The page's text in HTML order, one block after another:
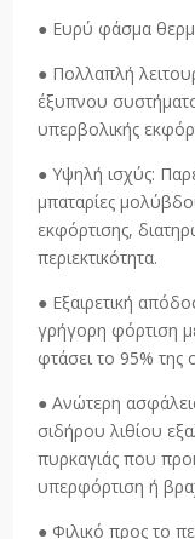
● Ευρύ φάσμα
● Πολλαπλή
έξυπνου
υπερβολικής
● Υψηλή ισχύς:
μπαταρίες
εκφόρτισης,
περιεκτικότητα.
● Εξαιρετική
γρήγορη φόρτιση
φτάσει το 95% της
● Ανώτερη
σιδήρου λιθίου
πυρκαγιάς που
υπερφόρτιση ή
● Φιλικό προς το